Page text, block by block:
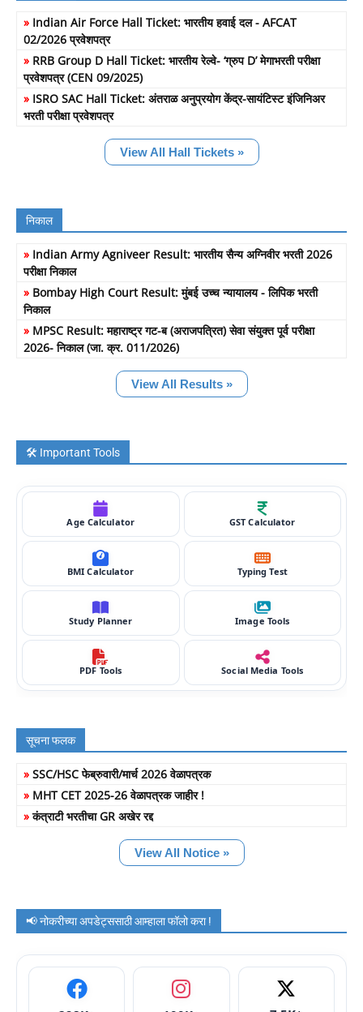
» Indian Air Force Hall Ticket: भारतीय हवाई दल - AFCAT
02/2026 प्रवेशपत्र
» RRB Group D Hall Ticket: भारतीय रेल्वे- ‘ग्रुप D’ मेगाभरती परीक्षा
प्रवेशपत्र (CEN 09/2025)
» ISRO SAC Hall Ticket: अंतराळ अनुप्रयोग केंद्र-सायंटिस्ट इंजिनिअर
भरती परीक्षा प्रवेशपत्र
View All Hall Tickets »
निकाल
» Indian Army Agniveer Result: भारतीय सैन्य अग्निवीर भरती 2026
परीक्षा निकाल
» Bombay High Court Result: मुंबई उच्च न्यायालय - लिपिक भरती
निकाल
» MPSC Result: महाराष्ट्र गट-ब (अराजपत्रित) सेवा संयुक्त पूर्व परीक्षा
2026- निकाल (जा. क्र. 011/2026)
View All Results »
🛠️ Important Tools
Age Calculator GST Calculator
BMI Calculator Typing Test
Study Planner Image Tools
PDF Tools Social Media Tools
सूचना फलक
» SSC/HSC फेब्रुवारी/मार्च 2026 वेळापत्रक
» MHT CET 2025-26 वेळापत्रक जाहीर !
»कंत्राटी भरतीचा GR अखेर रद्द
View All Notice »
📢 नोकरीच्या अपडेट्ससाठी आम्हाला फॉलो करा !